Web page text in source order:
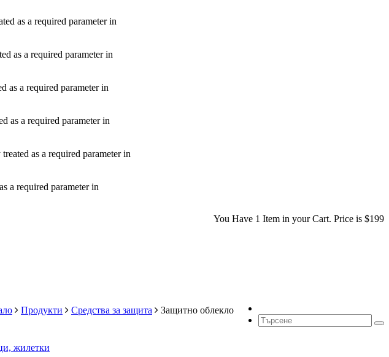
as a required parameter in
as a required parameter in
as a required parameter in
as a required parameter in
as a required parameter in
a required parameter in
You Have 1 Item in your Cart. Price is $199
Продукти Средства за защита
Защитно облекло
жилетки